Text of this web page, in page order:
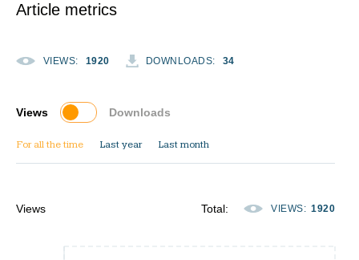
Article metrics
VIEWS: 1920 DOWNLOADS: 34
For all the time Last year Last month
Views Downloads
Views Total: VIEWS: 1920